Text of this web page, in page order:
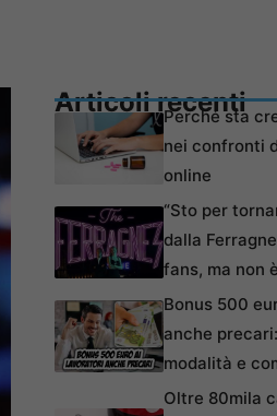
Articoli recenti
Perché sta
nei confronti
online
“Sto per
dalla
fans, ma non
Bonus 500
anche
modalità e
Oltre 80mila